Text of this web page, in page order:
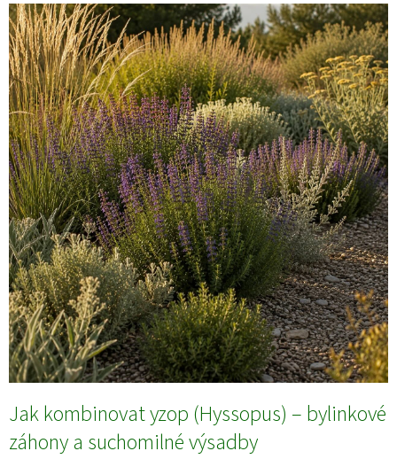
V
ý
p
i
s
č
l
á
n
k
ů
Jak kombinovat yzop (Hyssopus) – bylinkové
záhony a suchomilné výsadby